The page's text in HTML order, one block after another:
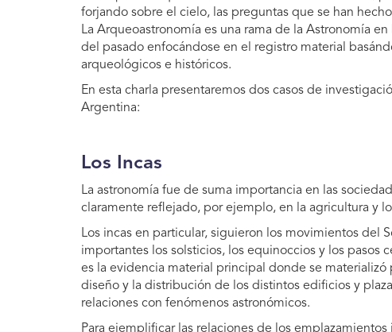
forjando sobre el cielo, las preguntas que se han
La Arqueoastronomía es una rama de la Astronomía
del pasado enfocándose en el registro material
arqueológicos e históricos.
En esta charla presentaremos dos casos de
Argentina:
Los Incas
La astronomía fue de suma importancia en las
claramente reflejado, por ejemplo, en la agricultura y
Los incas en particular, siguieron los movimientos del
importantes los solsticios, los equinoccios y los pasos
es la evidencia material principal donde se materializó
diseño y la distribución de los distintos edificios y
relaciones con fenómenos astronómicos.
Para ejemplificar las relaciones de los